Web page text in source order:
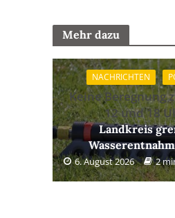
Mehr dazu
NACHRICHTEN
Keine Beregnung
12 und 18
Landkreis
6. August 2026 2